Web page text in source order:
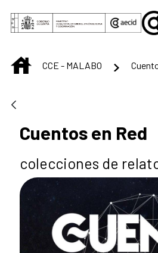
Saltar al contenido principal
INICIOCCE - MALABO
Cuentos en Red
colecciones de